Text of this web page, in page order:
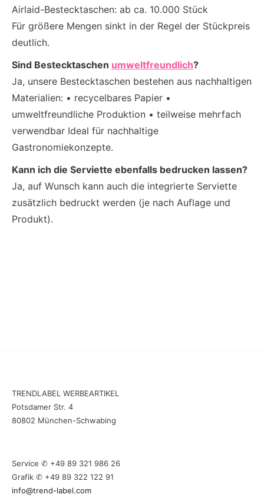
Airlaid-Bestecktaschen: ab ca. 10.000 Stück
Für größere Mengen sinkt in der Regel der Stückpreis
deutlich.
Sind Bestecktaschen umweltfreundlich?
Ja, unsere Bestecktaschen bestehen aus nachhaltigen
Materialien: • recycelbares Papier •
umweltfreundliche Produktion • teilweise mehrfach
verwendbar Ideal für nachhaltige
Gastronomiekonzepte.
Kann ich die Serviette ebenfalls bedrucken lassen?
Ja, auf Wunsch kann auch die integrierte Serviette
zusätzlich bedruckt werden (je nach Auflage und
Produkt).
TRENDLABEL WERBEARTIKEL
Potsdamer Str. 4
80802 München-Schwabing
Service ✆ +49 89 321 986 26
Grafik ✆ +49 89 322 122 91
info@trend-label.com